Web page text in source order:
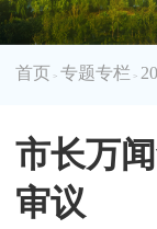
首页 >专题专栏 >
市长万
审议